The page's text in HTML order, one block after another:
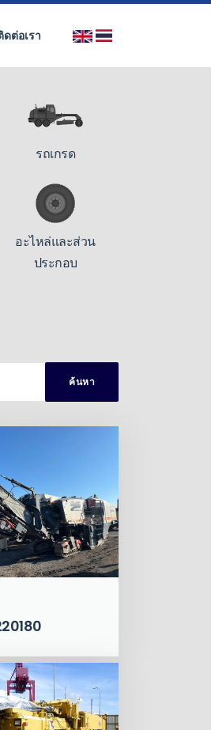
ดต่อเรา
รถเกรด
อะไหล่และส่วน
ประกอบ
ค้นหา